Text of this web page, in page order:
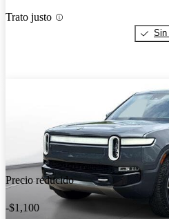
Trato justo
Sin
Precio reducido
-$1,100